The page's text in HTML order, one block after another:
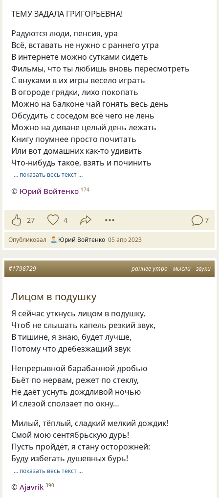
ТЕМУ ЗАДАЛА ГРИГОРЬЕВНА!
Радуются люди, пенсия, ура
Всё, вставать не нужно с раннего утра
В интернете можно сутками сидеть
Фильмы, что ты любишь вновь пересмотреть
С внуками в их игры весело играть
В огороде грядки, лихо покопать
Можно на балконе чай гонять весь день
Обсудить с соседом всё чего не лень
Можно на диване целый день лежать
Книгу поумнее просто почитать
Или вот домашних как-то удивить
Что-нибудь такое, взять и починить
… показать весь текст …
© Юрий Войтенко 174
27 4 7
Опубликовал Юрий Войтенко 05 апр 2023
раннее утро мысли звуки
#1798729
Лицом в подушку
Я сейчас уткнусь лицом в подушку,
Чтоб не слышать капель резкий звук,
В тишине, я знаю, будет лучше,
Потому что дребезжащий звук
Непрерывной барабанной дробью
Бьёт по нервам, режет по стеклу,
Не даёт уснуть дождливой ночью
И слезой сползает по окну…
Милый, тёплый, сладкий мелкий дождик!
Смой мою сентябрьскую дурь!
Пусть пройдёт, я стану осторожней:
Буду избегать душевных бурь!
… показать весь текст …
©Ajavrik 390